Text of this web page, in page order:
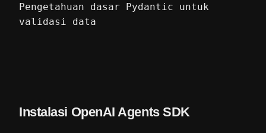
Pengetahuan dasar Pydantic untuk
validasi data
Instalasi OpenAI Agents SDK